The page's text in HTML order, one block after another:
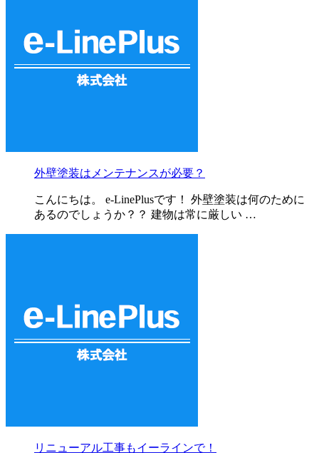
外壁塗装はメンテナンスが必要？
こんにちは。 e-LinePlusです！ 外壁塗装は何のために
あるのでしょうか？？ 建物は常に厳しい …
リニューアル工事もイーラインで！